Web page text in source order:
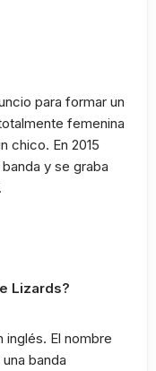
para formar un
femenina
chico. En 2015
y se graba
Lizards?
El nombre
banda